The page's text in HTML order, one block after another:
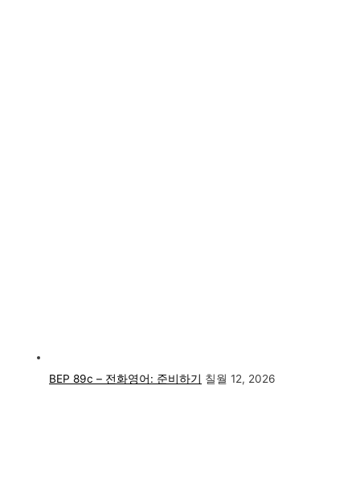
BEP 89c – 전화영어: 준비하기 칠월 12, 2026